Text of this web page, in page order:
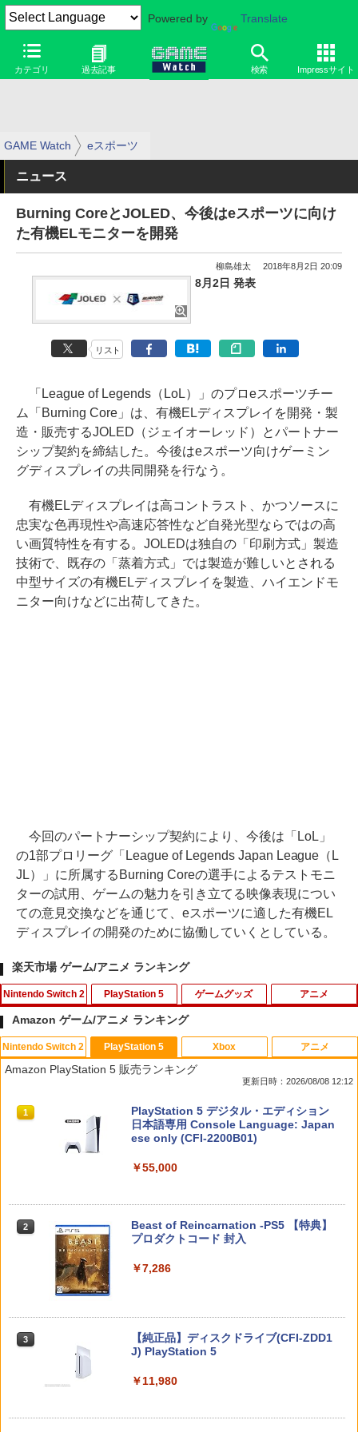
Powered by Translate
カテゴリ 過去記事 検索 Impressサイト
GAME Watch eスポーツ
ニュース
Burning CoreとJOLED、今後はeスポーツに向け
た有機ELモニターを開発
柳島雄太 2018年8月2日 20:09
8月2日 発表
リスト
「League of Legends（LoL）」のプロeスポーツチー
ム「Burning Core」は、有機ELディスプレイを開発・製
造・販売するJOLED（ジェイオーレッド）とパートナー
シップ契約を締結した。今後はeスポーツ向けゲーミン
グディスプレイの共同開発を行なう。
有機ELディスプレイは高コントラスト、かつソースに
忠実な色再現性や高速応答性など自発光型ならではの高
い画質特性を有する。JOLEDは独自の「印刷方式」製造
技術で、既存の「蒸着方式」では製造が難しいとされる
中型サイズの有機ELディスプレイを製造、ハイエンドモ
ニター向けなどに出荷してきた。
今回のパートナーシップ契約により、今後は「LoL」
の1部プロリーグ「League of Legends Japan League（L
JL）」に所属するBurning Coreの選手によるテストモニ
ターの試用、ゲームの魅力を引き立てる映像表現につい
ての意見交換などを通じて、eスポーツに適した有機EL
ディスプレイの開発のために協働していくとしている。
楽天市場 ゲーム/アニメ ランキング
Nintendo Switch 2
1
任天堂 【Switch2】ゼノブレイド ディフ
ィニティブ・エディション Nintendo S
witch 2 Edition [NXS-P-AUBQB NSW2
ション]
￥6,810
￥7,021
￥7,106
PlayStation 5
1
PS5コントローラー用シリコンケース Pl
ayStation5用 プレイステーション プレ
ステ5用 シリコンカバー コントローラー
ー 保護ケース DualSense オープン設計
人気 オススメ 装着したまま充電可能 白
黒赤青 コントローラー用ケース
￥580
2
【楽天1位】【即日発送】PS5 コントロ
ーラー 充電スタンド ps5 DualSense Ed
電スタンド ソニー プレイステーション5
￥1,980
Z】【メール便】
ゲームグッズ
1 【中古】ルイージマンション
【8/11まで！抽選で最大全額ポイントバ
Windows Mac Raspbery Xbox Series
X＆S One コントローラー Bluetoothコ
3
【中古】Minecraft (マインクラフト) - S
witch
￥2,910
アニメ
1
【中古】【Blu−ray】この世界の片隅
に ブックレット付 / 片渕須直【監督】
【中古】【Blu−ray】トイ・ストーリー3
￥1,648
￥4,400
Amazon ゲーム/アニメ ランキング
Nintendo Switch 2
1
スプラトゥーン レイダース|オンライン
コード版
2 スプラトゥーン レイダース -Switch2
3 Nintendo Switch 2(日本語・国内専用)
PlayStation 5
Amazon PlayStation 5 販売ランキング
更新日時：2026/08/08 12:12
1
PlayStation 5 デジタル・エディション
日本語専用 Console Language: Japan
ese only (CFI-2200B01)
￥55,000
2
Beast of Reincarnation -PS5 【特典】
プロダクトコード 封入
￥7,286
3
【純正品】ディスクドライブ(CFI-ZDD1
J) PlayStation 5
￥11,980
Xbox アニメ